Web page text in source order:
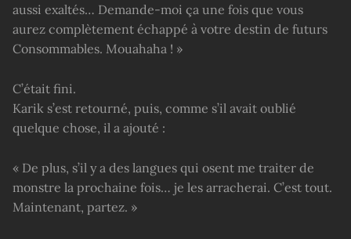
aussi exaltés… Demande-moi ça une fois que vous
aurez complètement échappé à votre destin de futurs
Consommables. Mouahaha ! »
C’était fini.
Karik s’est retourné, puis, comme s’il avait oublié
quelque chose, il a ajouté :
« De plus, s’il y a des langues qui osent me traiter de
monstre la prochaine fois… je les arracherai. C’est tout.
Maintenant, partez. »